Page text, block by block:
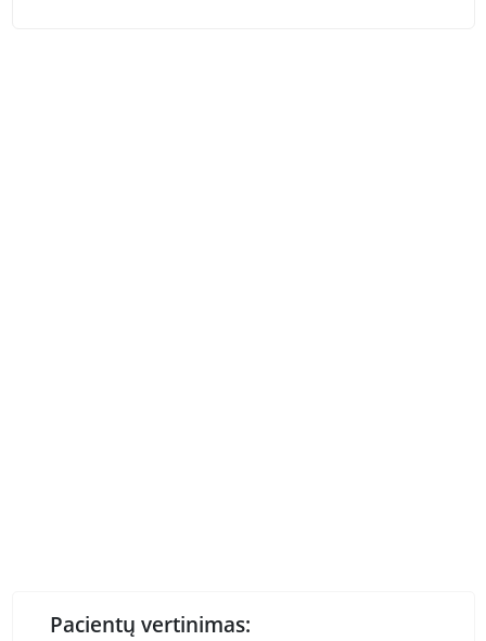
Pacientų vertinimas: